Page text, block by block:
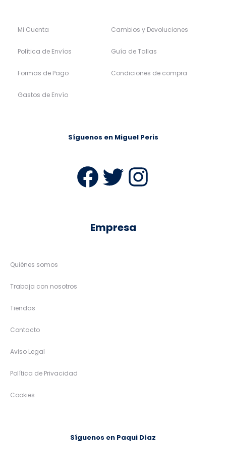
Mi Cuenta
Política de Envíos
Formas de Pago
Gastos de Envío
Cambios y Devoluciones
Guía de Tallas
Condiciones de compra
Síguenos en Miguel Peris
Facebook
Twitter
Empresa
Quiénes somos
Trabaja con nosotros
Tiendas
Contacto
Aviso Legal
Política de Privacidad
Cookies
Síguenos en Paqui Díaz